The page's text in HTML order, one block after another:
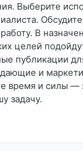
Выберите
В
целей
публикации
и
время и силы —
задачу.